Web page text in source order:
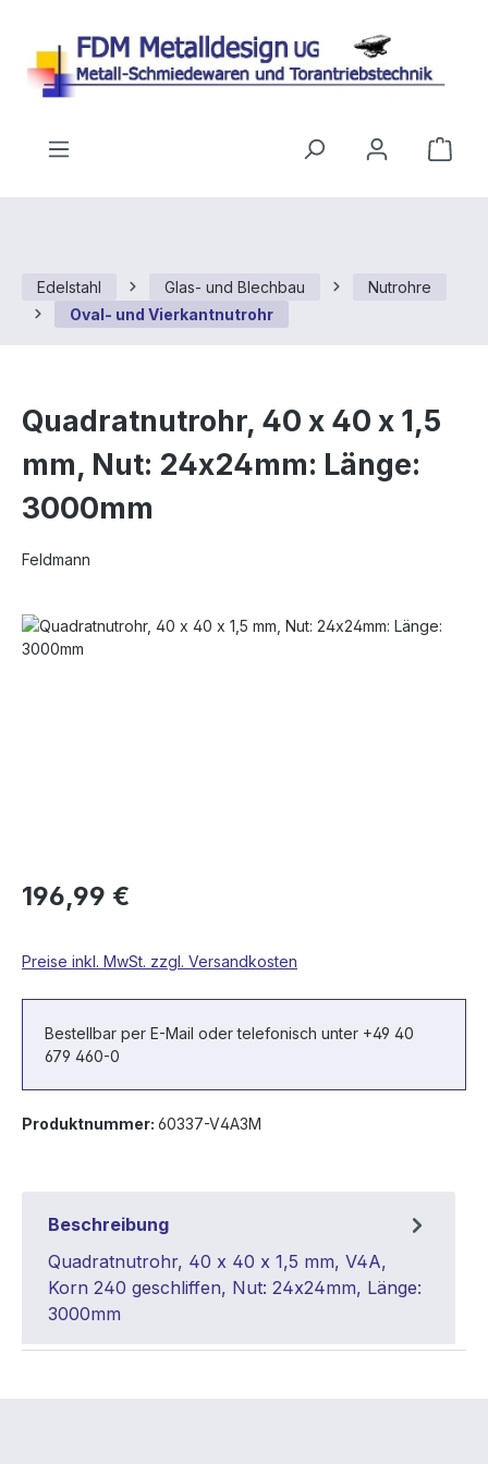
Edelstahl Glas- und Blechbau
Nutrohre
Oval- und Vierkantnutrohr
Quadratnutrohr, 40 x 40 x 1,5
mm, Nut: 24x24mm: Länge:
3000mm
Feldmann
Bildergalerie überspringen
196,99 €
Preise inkl. MwSt. zzgl. Versandkosten
Bestellbar per E-Mail oder telefonisch unter +49 40
679 460-0
Produktnummer: 60337-V4A3M
Beschreibung
Quadratnutrohr, 40 x 40 x 1,5 mm, V4A,
Korn 240 geschliffen, Nut: 24x24mm, Länge:
3000mm